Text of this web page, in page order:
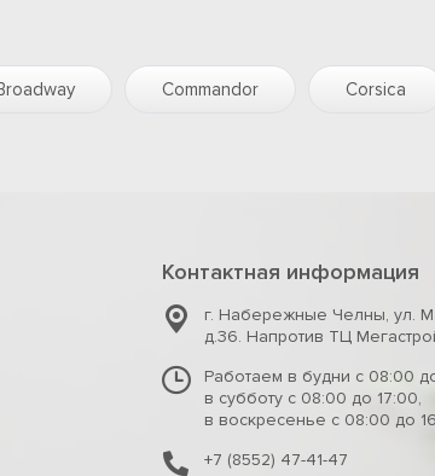
Commandor Corsica
Контактная информация
г. Набережные Челны, ул.
д.36. Напротив ТЦ
Работаем в будни с 08:00
в субботу с 08:00 до 17:00,
в воскресенье с 08:00 до
+7 (8552) 47-41-47